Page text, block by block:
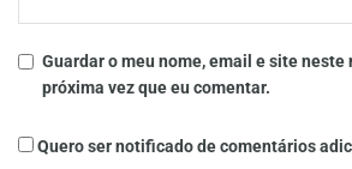
Guardar o meu nome, email e site neste
próxima vez que eu comentar.
Quero ser notificado de comentários